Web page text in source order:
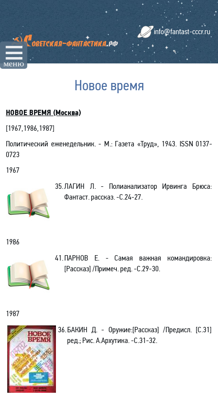
☰
меню
info@fantast-cccr.ru
Новое время
НОВОЕ ВРЕМЯ (Москва)
[1967,1986,1987]
Политический еженедельник. - М.: Газета «Труд», 1943. ISSN 0137-
0723
1967
35.ЛАГИН Л. - Полианализатор Ирвинга Брюса:
Фантаст. рассказ. -С.24-27.
1986
41.ПАРНОВ Е. - Самая важная командировка:
[Рассказ] /Примеч. ред. -С.29-30.
1987
36.БАКИН Д. - Оружие:[Рассказ] /Предисл. [С.31]
ред.; Рис. А.Архутика. -С.31-32.